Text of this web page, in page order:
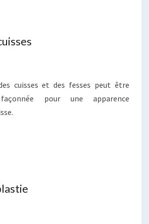
cuisses et des fesses peut être
pour une apparence